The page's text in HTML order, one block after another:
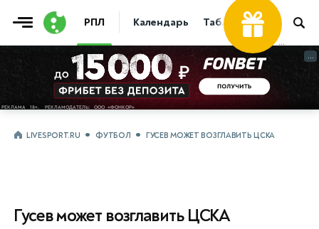
РПЛ Календарь Таблица Прогнозы
...
...
LIVESPORT.RU ФУТБОЛ ГУСЕВ МОЖЕТ ВОЗГЛАВИТЬ ЦСКА
Гусев может возглавить ЦСКА